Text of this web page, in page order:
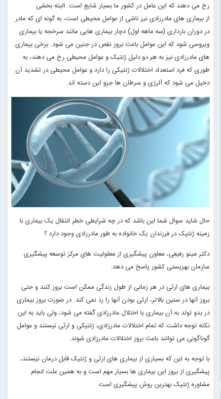
رخ می دهند که این عامل در کشور ما بسیار شایع است. البته بخشی
از بیماری های مادرزادی نیز ناشی از عوامل محیطی است، به گونه ای که مادر
در دوران بارداری (سه ماهه اول) دچار بیماری هایی مانند سرخجه یا بیماری
ویروسی شود که این عوامل باعث بروز نقص در جنین می شود. برخی بیماری
های مادرزادی نیز به هر دو دلیل ژنتیک و عوامل محیطی رخ می دهند، به
طوری که فرد استعداد اختلالات ژنتیکی را دارد و عوامل محیطی در تشدید آن
دخیل می شود که آلرژی و سرطان ها جزو این دسته اند.
حال شاید سوال شما این باشد که در چه شرایطی خطر انتقال یک بیماری با
زمینه ژنتیک در فرزندان یک خانواده به طور مادرزادی وجود دارد ؟
دکتر مینو رفیعی، معاون پیشگیری از معلولیت های مرکز توسعه پیشگیری
سازمان بهزیستی کشور پاسخ می دهد:
بیماری های ارثی در هر زمانی از طول زندگی ممکن است بروز کنند و حتی
بروز آنها در سنین بالاتر، ارثی بودن آنها را رد نمی کند. در صورت بروز بیماری
در بدو تولد به آن بیماری یا اختلال مادرزادی گفته می شود، ولی باید به این
نکته توجه داشت که تمام اختلالات مادرزادی، ژنتیکی و ارثی نیستند و عوامل
گوناگونی می توانند باعث بروز اختلالات مادرزادی شوند.
با توجه به این که بسیاری از بیماری های ارثی و ژنتیک قابل درمان نیستند،
پیشگیری از بروز این بیماری ها بسیار مهم است و به همین علت انجام
مشاوره ژنتیک بهترین روش پیشگیری است